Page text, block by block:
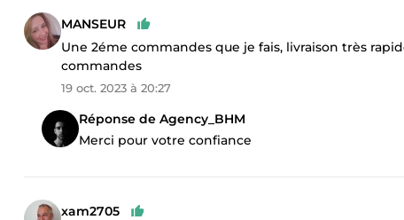
MANSEUR
Une 2éme commandes que je fais, livraison très
commandes
19 oct. 2023 à 20:27
Réponse de Agency_BHM
Merci pour votre confiance
xam2705